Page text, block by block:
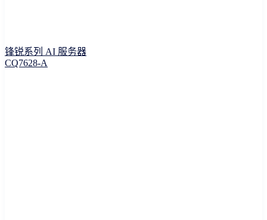
锋锐系列 AI 服务器
CQ7628-A